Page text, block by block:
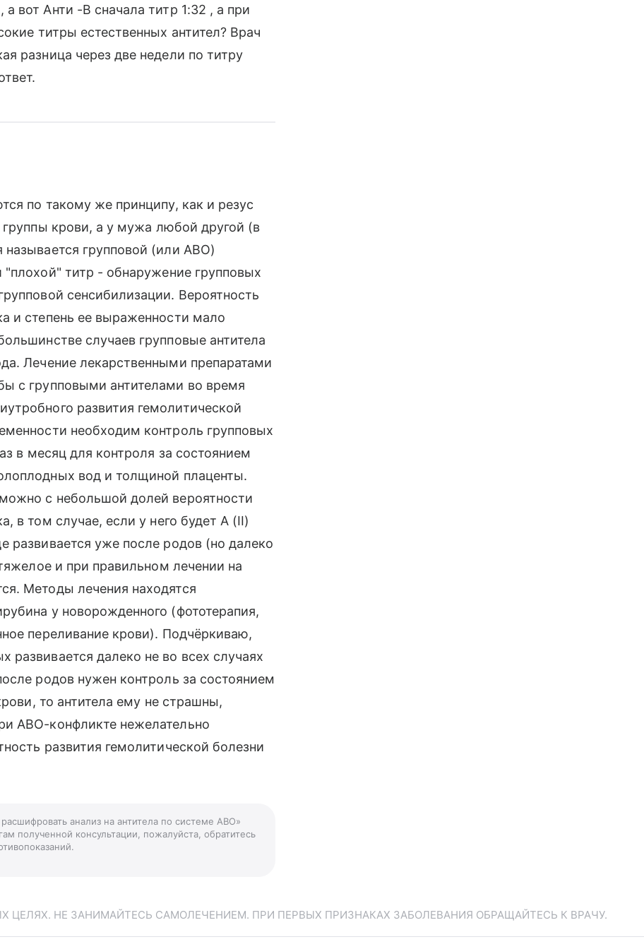
вот Анти -В сначала титр 1:32 , а при
титры естественных антител? Врач
разница через две недели по титру
по такому же принципу, как и резус
группы крови, а у мужа любой другой (в
групповой (или АВО)
титр - обнаружение групповых
сенсибилизации. Вероятность
и степень ее выраженности мало
случаев групповые антитела
Лечение лекарственными препаратами
с групповыми антителами во время
развития гемолитической
необходим контроль групповых
в месяц для контроля за состоянием
вод и толщиной плаценты.
с небольшой долей вероятности
в том случае, если у него будет А (II)
развивается уже после родов (но далеко
и при правильном лечении на
Методы лечения находятся
у новорожденного (фототерапия,
переливание крови). Подчёркиваю,
развивается далеко не во всех случаях
родов нужен контроль за состоянием
то антитела ему не страшны,
АВО-конфликте нежелательно
развития гемолитической болезни
анализ на антитела по системе АВО»
полученной консультации, пожалуйста, обратитесь
НЕ ЗАНИМАЙТЕСЬ САМОЛЕЧЕНИЕМ. ПРИ ПЕРВЫХ ПРИЗНАКАХ ЗАБОЛЕВАНИЯ ОБРАЩАЙТЕСЬ К ВРАЧУ.